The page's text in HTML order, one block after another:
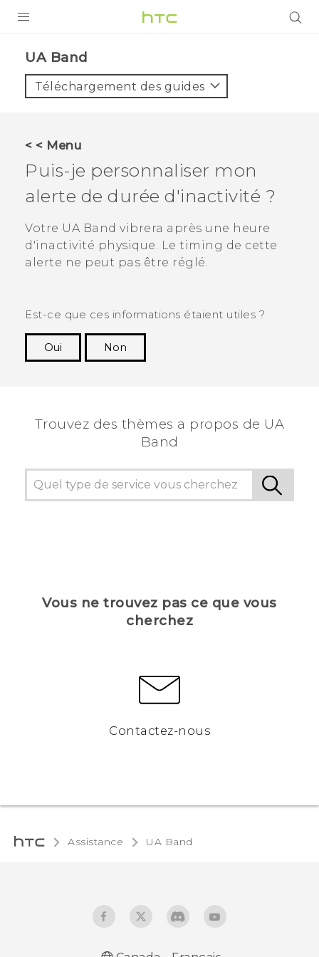
VIVE
VIVERSE
SUPPORT
Appareils HTC & Accessoires
Achat & Règlement Questions
UA Band‎
Téléchargement des guides
< < Menu
Puis-je personnaliser mon
alerte de durée d'inactivité ?
Votre UA Band vibrera après une heure
d'inactivité physique. Le timing de cette
alerte ne peut pas être réglé.
Est-ce que ces informations étaient utiles ?
Oui
Non
Trouvez des thèmes a propos de UA
Band
Vous ne trouvez pas ce que vous
cherchez
Contactez-nous
Assistance UA Band‎